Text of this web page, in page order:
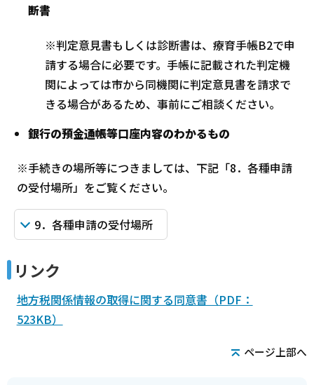
断書
※判定意見書もしくは診断書は、療育手帳B2で申
請する場合に必要です。手帳に記載された判定機
関によっては市から同機関に判定意見書を請求で
きる場合があるため、事前にご相談ください。
銀行の預金通帳等口座内容のわかるもの
※手続きの場所等につきましては、下記「8．各種申請
の受付場所」をご覧ください。
9．各種申請の受付場所
リンク
地方税関係情報の取得に関する同意書（PDF：
523KB）
ページ上部へ